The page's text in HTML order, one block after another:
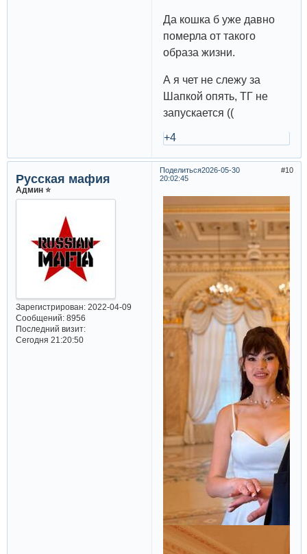
Да кошка б уже давно
померла от такого
образа жизни.
А я чет не слежу за
Шапкой опять, ТГ не
запускается ((
+4
Поделиться 10
2026-05-30
20:02:45
Русская мафия
Админ ⭐️
Зарегистрирован: 2022-04-09
Сообщений:8956
Последний визит:
Сегодня 21:20:50